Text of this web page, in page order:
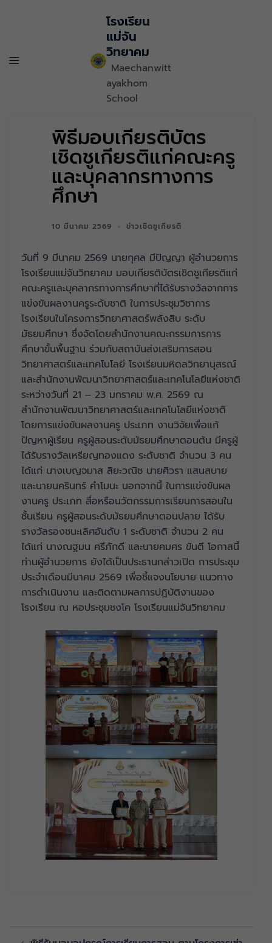
โรงเรียน
แม่จัน
วิทยาคม
Maechanwitt
ayakhom
School
พิธีมอบเกียรติบัตร
เชิดชูเกียรติแก่คณะครู
และบุคลากรทางการ
ศึกษา
10 มีนาคม 2569 ข่าวเชิดชูเกียรติ
วันที่ 9 มีนาคม 2569 นายกุศล มีปัญญา ผู้อำนวยการ
โรงเรียนแม่จันวิทยาคม มอบเกียรติบัตรเชิดชูเกียรติแก่
คณะครูและบุคลากรทางการศึกษาที่ได้รับรางวัลจากการ
แข่งขันผลงานครูระดับชาติ ในการประชุมวิชาการ
โรงเรียนในโครงการวิทยาศาสตร์พลังสิบ ระดับ
มัธยมศึกษา ซึ่งจัดโดยสำนักงานคณะกรรมการการ
ศึกษาขั้นพื้นฐาน ร่วมกับสถาบันส่งเสริมการสอน
วิทยาศาสตร์และเทคโนโลยี โรงเรียนมหิดลวิทยานุสรณ์
และสำนักงานพัฒนาวิทยาศาสตร์และเทคโนโลยีแห่งชาติ
ระหว่างวันที่ 21 – 23 มกราคม พ.ศ. 2569 ณ
สำนักงานพัฒนาวิทยาศาสตร์และเทคโนโลยีแห่งชาติ
โดยการแข่งขันผลงานครู ประเภท งานวิจัยเพื่อแก้
ปัญหาผู้เรียน ครูผู้สอนระดับมัธยมศึกษาตอนต้น มีครูผู้
ได้รับรางวัลเหรียญทองแดง ระดับชาติ จำนวน 3 คน
ได้แก่ นางเบญจมาส สิยะวณิช นายศิวรา แสนสบาย
และนายนครินทร์ คำโมนะ นอกจากนี้ ในการแข่งขันผล
งานครู ประเภท สื่อหรือนวัตกรรมการเรียนการสอนใน
ชั้นเรียน ครูผู้สอนระดับมัธยมศึกษาตอนปลาย ได้รับ
รางวัลรองชนะเลิศอันดับ 1 ระดับชาติ จำนวน 2 คน
ได้แก่ นางณฐมน ศรีภักดี และนายคมศร ขันตี โอกาสนี้
ท่านผู้อำนวยการ ยังได้เป็นประธานกล่าวเปิด การประชุม
ประจำเดือนมีนาคม 2569 เพื่อชี้แจงนโยบาย แนวทาง
การดำเนินงาน และติดตามผลการปฏิบัติงานของ
โรงเรียน ณ หอประชุมชงโค โรงเรียนแม่จันวิทยาคม